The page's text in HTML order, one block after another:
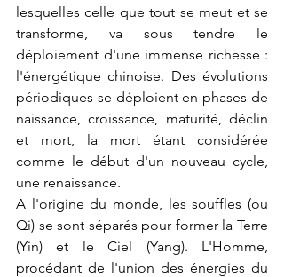
lesquelles celle que tout se meut et se
transforme, va sous tendre le
déploiement d'une immense richesse :
l'énergétique chinoise. Des évolutions
périodiques se déploient en phases de
naissance, croissance, maturité, déclin
et mort, la mort étant considérée
comme le début d'un nouveau cycle,
une renaissance.
A l'origine du monde, les souffles (ou
Qi) se sont séparés pour former la Terre
(Yin) et le Ciel (Yang). L'Homme,
procédant de l'union des énergies du